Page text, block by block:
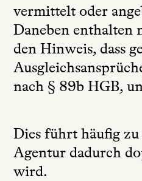
vermittelt oder
Daneben enthalten
den Hinweis, dass
nach § 89b HGB,
Dies führt häufig zu
Agentur dadurch
wird.